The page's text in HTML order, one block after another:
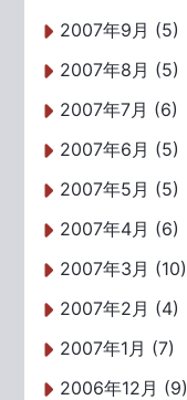
2007年9月 (5)
2007年8月 (5)
2007年7月 (6)
2007年6月 (5)
2007年5月 (5)
2007年4月 (6)
2007年3月 (10)
2007年2月 (4)
2007年1月 (7)
2006年12月 (9)